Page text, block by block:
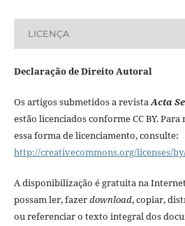
LICENÇA
Declaração de Direito Autoral
Os artigos submetidos a revistaActa
estão licenciados conforme CC BY.
essa forma de licenciamento, consulte:
http://creativecommons.org/licenses/
A disponibilização é gratuita na
possam ler, fazerdownload, copiar,
ou referenciar o texto integral dos